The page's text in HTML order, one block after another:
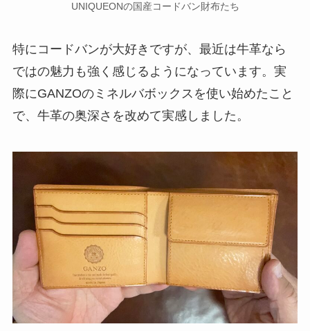
UNIQUEONの国産コードバン財布たち
特にコードバンが大好きですが、最近は牛革なら
ではの魅力も強く感じるようになっています。実
際にGANZOのミネルバボックスを使い始めたこと
で、牛革の奥深さを改めて実感しました。